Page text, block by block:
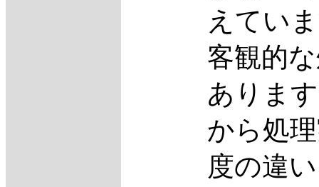
えてい
客観的
ありま
から処
度の違